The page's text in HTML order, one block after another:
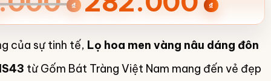
₫
₫.
₫
₫.
của sự tinh tế, Lọ hoa men vàng nâu dáng đôn
từ Gốm Bát Tràng Việt Nam mang đến vẻ đẹp